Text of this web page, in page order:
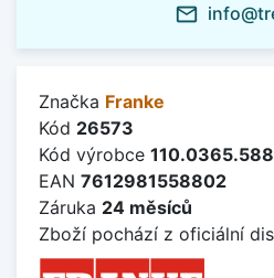
mail_outline
Značka Franke
Kód 26573
Kód výrobce 110.0365.588
EAN 7612981558802
Záruka 24 měsíců
Zboží pochází z oficiální